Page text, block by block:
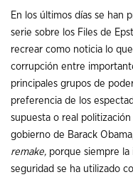
En los últimos días se han
serie sobre los Files de
recrear como noticia lo
corrupción entre
principales grupos de
preferencia de los
supuesta o real
gobierno de Barack
remake, porque siempre la
seguridad se ha utilizado